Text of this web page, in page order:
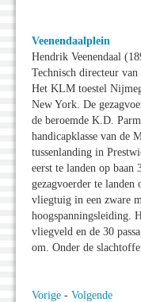
Veenendaalplein
Hendrik Veenendaal
Technisch directeur
Het KLM toestel
New York. De
de beroemde K.D.
handicapklasse van de
tussenlanding in
eerst te landen op
gezagvoerder te
vliegtuig in een zware
hoogspanningsleiding.
vliegveld en de 30
om. Onder de
Vorige - Volgende